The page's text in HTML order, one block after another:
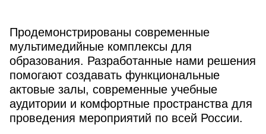
Продемонстрированы современные
мультимедийные комплексы для
образования. Разработанные нами решения
помогают создавать функциональные
актовые залы, современные учебные
аудитории и комфортные пространства для
проведения мероприятий по всей России.